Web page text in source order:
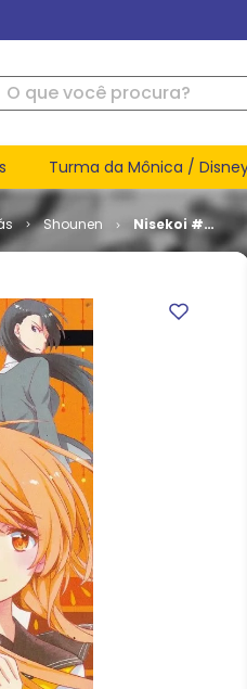
que você procura?
Turma da Mônica /
Shounen
Nisekoi #
21